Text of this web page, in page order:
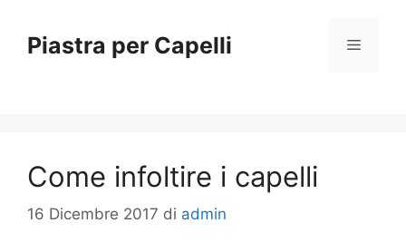
contenuto
Piastra per Capelli Menu
Come infoltire i capelli
16 Dicembre 2017 di admin